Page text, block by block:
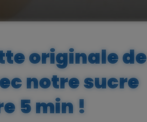
originale de
notre sucre
5 min !